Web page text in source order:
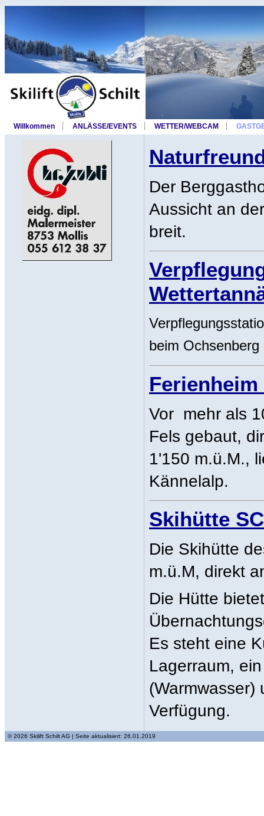
Willkommen ANLÄSSE/EVENTS WETTER/WEBCAM
Der
Aussicht an
breit.
beim
Vor mehr als
Fels gebaut,
1'150 m.ü.M.,
Kännelalp.
Skihütte
Die Skihütte
m.ü.M, direkt
Die Hütte
Es steht eine
Lagerraum,
(Warmwasser)
Verfügung.
© 2026 Skilift Schilt AG | Seite aktualisiert: 26.01.2019